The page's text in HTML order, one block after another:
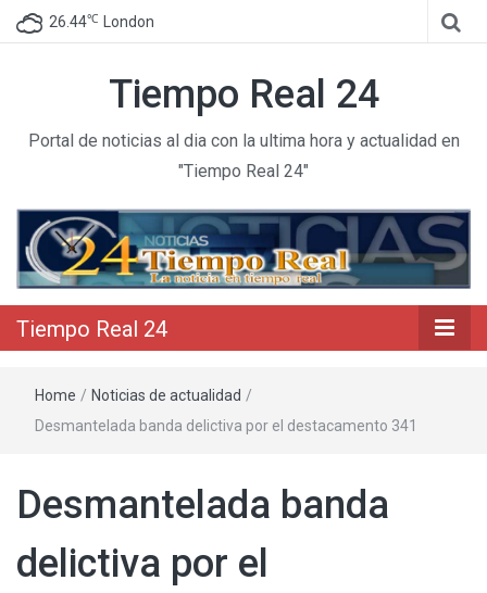
26.44℃ London
Tiempo Real 24
Portal de noticias al dia con la ultima hora y actualidad en
"Tiempo Real 24"
Tiempo Real 24
Home / Noticias de actualidad /
Desmantelada banda delictiva por el destacamento 341
Desmantelada banda
delictiva por el